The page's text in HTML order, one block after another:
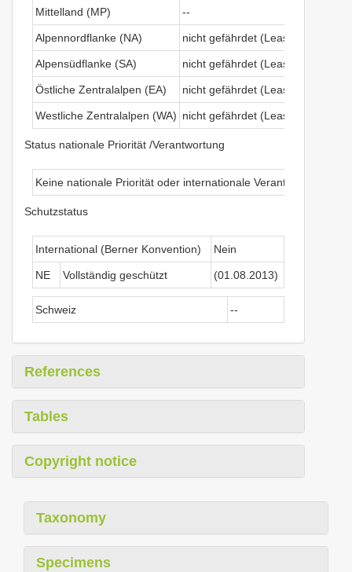
Mittelland (MP) --
Alpennordflanke (NA) nicht gefährdet (Least Concern)
Alpensüdflanke (SA) nicht gefährdet (Least Concern)
Östliche Zentralalpen (EA) nicht gefährdet (Least Concern)
Westliche Zentralalpen (WA) nicht gefährdet (Least Concern)
Status nationale Priorität /Verantwortung
Keine nationale Priorität oder internationale Verantwortung
Schutzstatus
International (Berner Konvention) Nein
NE Vollständig geschützt (01.08.2013)
Schweiz --
References
Tables
Copyright notice
Taxonomy
Specimens